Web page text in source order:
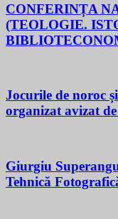
CONFERINȚA
(TEOLOGIE.
Jocurile de noroc
organizat avizat
Giurgiu
Tehnică